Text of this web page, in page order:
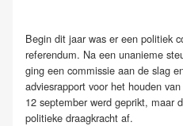
Begin dit jaar was er een politiek
referendum. Na een unanieme
ging een commissie aan de slag
adviesrapport voor het houden
12 september werd geprikt, maar
politieke draagkracht af.